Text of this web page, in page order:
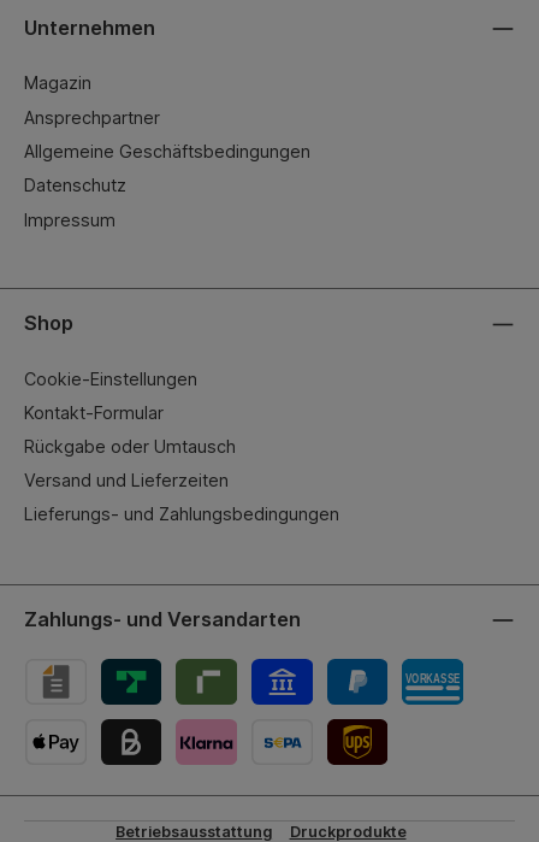
Unternehmen
Magazin
Ansprechpartner
Allgemeine Geschäftsbedingungen
Datenschutz
Impressum
Shop
Cookie-Einstellungen
Kontakt-Formular
Rückgabe oder Umtausch
Versand und Lieferzeiten
Lieferungs- und Zahlungsbedingungen
Zahlungs- und Versandarten
Betriebsausstattung Druckprodukte